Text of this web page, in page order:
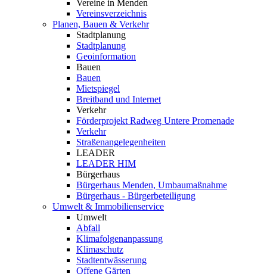
Vereine in Menden
Vereinsverzeichnis
Planen, Bauen & Verkehr
Stadtplanung
Stadtplanung
Geoinformation
Bauen
Bauen
Mietspiegel
Breitband und Internet
Verkehr
Förderprojekt Radweg Untere Promenade
Verkehr
Straßenangelegenheiten
LEADER
LEADER HIM
Bürgerhaus
Bürgerhaus Menden, Umbaumaßnahme
Bürgerhaus - Bürgerbeteiligung
Umwelt & Immobilienservice
Umwelt
Abfall
Klimafolgenanpassung
Klimaschutz
Stadtentwässerung
Offene Gärten